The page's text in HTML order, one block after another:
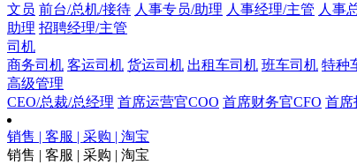
文员 前台/总机/接待 人事专员/助理 人事经理/主管 人事
助理 招聘经理/主管
司机
商务司机 客运司机 货运司机 出租车司机 班车司机 特种
高级管理
CEO/总裁/总经理 首席运营官COO 首席财务官CFO 首席
销售 | 客服 | 采购 | 淘宝
销售 | 客服 | 采购 | 淘宝